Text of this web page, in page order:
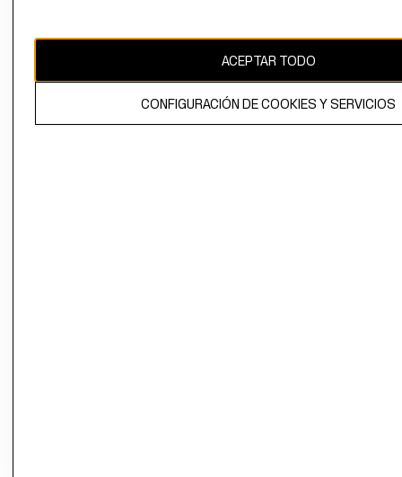
El contenido de esta página web está protegido por copyright y es
propiedad de H&M Hennes & Mauritz AB.
ACEPTAR TODO
CONFIGURACIÓN DE COOKIES Y SERVICIOS